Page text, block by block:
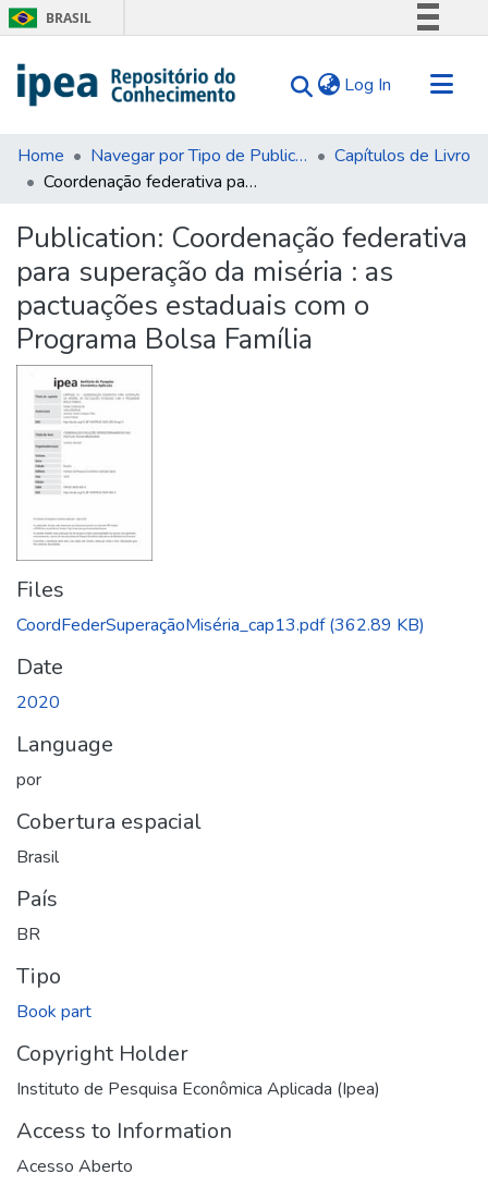
BRASIL
Comunica BR
Acesso à informação
Log In (current)
Communities & Collections
Search for
Statistics
About Us
Home Navegar por Tipo de Publicação
Capítulos de Livro
Coordenação federativa para superação da miséria : as pactuações estaduais com o Programa Bolsa Família
Publication: Coordenação federativa
para superação da miséria : as
pactuações estaduais com o
Programa Bolsa Família
Files
CoordFederSuperaçãoMiséria_cap13.pdf(362.89 KB)
Date
2020
Language
por
Cobertura espacial
Brasil
País
BR
Tipo
Book part
Copyright Holder
Instituto de Pesquisa Econômica Aplicada (Ipea)
Access to Information
Acesso Aberto